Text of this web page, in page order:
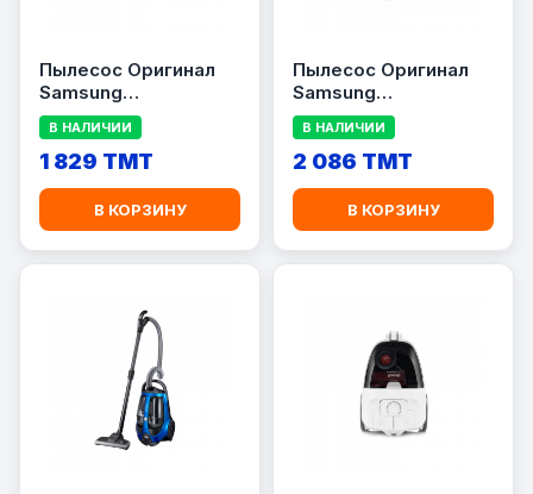
Пылесос Оригинал
Samsung
VC18M31C0HG/EV
В НАЛИЧИИ
1 829 TMT
В КОРЗИНУ
Пылесос Оригинал
Samsung
VCC8836V36/XEV
В НАЛИЧИИ
2 086 TMT
В КОРЗИНУ